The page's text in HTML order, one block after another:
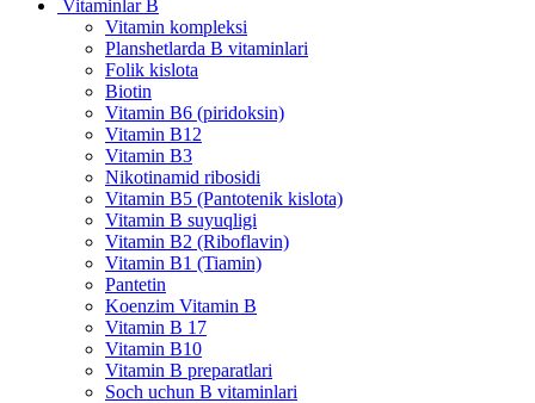
Vitaminlar B
Vitamin kompleksi
Planshetlarda B vitaminlari
Folik kislota
Biotin
Vitamin B6 (piridoksin)
Vitamin B12
Vitamin B3
Nikotinamid ribosidi
Vitamin B5 (Pantotenik kislota)
Vitamin B suyuqligi
Vitamin B2 (Riboflavin)
Vitamin B1 (Tiamin)
Pantetin
Koenzim Vitamin B
Vitamin B 17
Vitamin B10
Vitamin B preparatlari
Soch uchun B vitaminlari